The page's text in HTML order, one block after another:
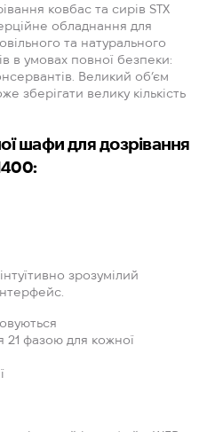
ковбас та сирів STX
обладнання для
та натурального
в умовах повної безпеки:
Великий об’єм
зберігати велику кількість
шафи для дозрівання
та сирів STX 1400:
зрозумілий
21 фазою для кожної